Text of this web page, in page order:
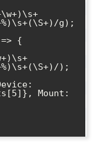
g);
);
Mount: